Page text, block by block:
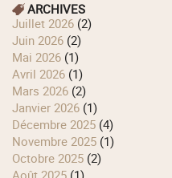
ARCHIVES
juillet 2026 (2)
juin 2026 (2)
mai 2026 (1)
avril 2026 (1)
mars 2026 (2)
janvier 2026 (1)
décembre 2025 (4)
novembre 2025 (1)
octobre 2025 (2)